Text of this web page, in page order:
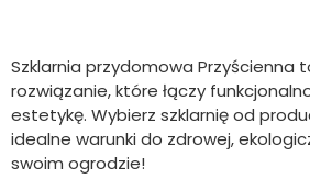
Szklarnia przydomowa Przyścienna
rozwiązanie, które łączy
estetykę. Wybierz szklarnię od
idealne warunki do zdrowej,
swoim ogrodzie!